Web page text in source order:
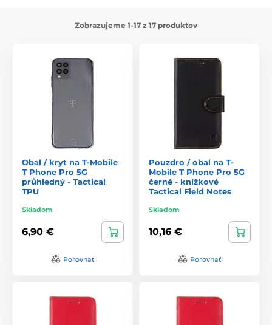
Zobrazujeme 1-17 z 17 produktov
Obal / kryt na T-Mobile
T Phone Pro 5G
průhledný - Tactical
TPU
Skladom
6,90 €
Porovnať
Pouzdro / obal na T-
Mobile T Phone Pro 5G
černé - knížkové
Tactical Field Notes
Skladom
10,16 €
Porovnať